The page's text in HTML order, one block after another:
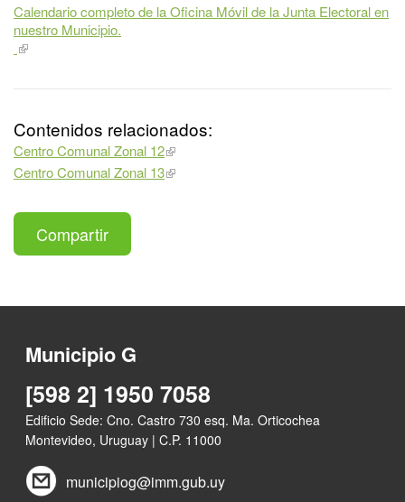
Calendario completo de la Oficina Móvil de la Junta Electoral en
nuestro Municipio.
Contenidos relacionados:
Centro Comunal Zonal 12
Centro Comunal Zonal 13
Compartir
Municipio G
[598 2] 1950 7058
Edificio Sede: Cno. Castro 730 esq. Ma. Orticochea
Montevideo, Uruguay | C.P. 11000
municipiog@imm.gub.uy